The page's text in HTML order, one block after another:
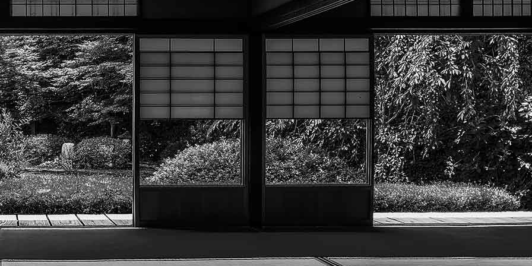
Exporter les lignes sélectionnées
Exporter uniquement les colonnes affichées
Menu
?>
Images de la page d'accueil
Cliquez pour éditer
Texte, bouton et/ou inscription à la newsletter
Cliquez pour éditer
Académie Menneçoise d'Arts
Je m'abonne à la newsletter
OK